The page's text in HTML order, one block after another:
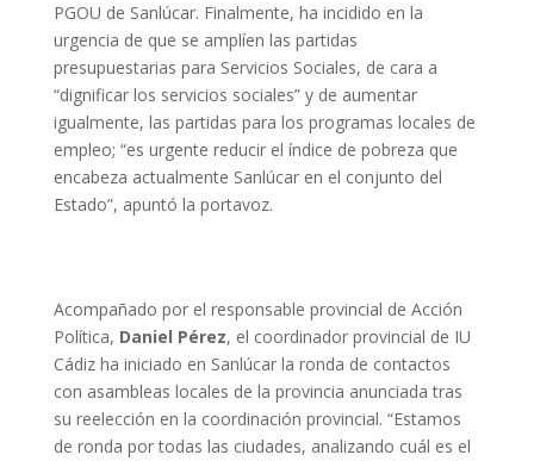
PGOU de Sanlúcar. Finalmente, ha incidido en la
urgencia de que se amplíen las partidas
presupuestarias para Servicios Sociales, de cara a
“dignificar los servicios sociales” y de aumentar
igualmente, las partidas para los programas locales de
empleo; “es urgente reducir el índice de pobreza que
encabeza actualmente Sanlúcar en el conjunto del
Estado”, apuntó la portavoz.
Acompañado por el responsable provincial de Acción
Política, Daniel Pérez, el coordinador provincial de IU
Cádiz ha iniciado en Sanlúcar la ronda de contactos
con asambleas locales de la provincia anunciada tras
su reelección en la coordinación provincial. “Estamos
de ronda por todas las ciudades, analizando cuál es el